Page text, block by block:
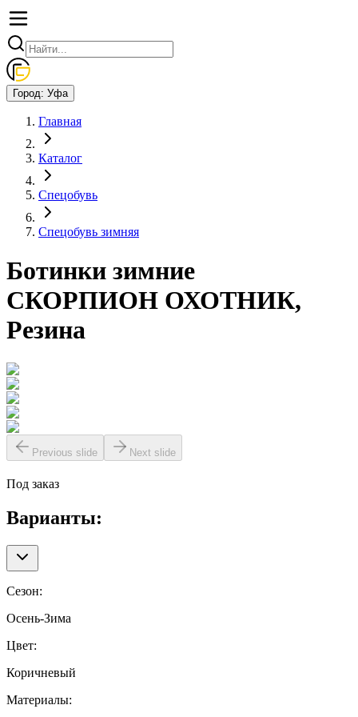
Город: Уфа
Главная
Каталог
Спецобувь
Спецобувь зимняя
Ботинки зимние
СКОРПИОН ОХОТНИК,
Резина
Previous slide Next slide
Под заказ
Варианты:
Сезон:
Осень-Зима
Цвет:
Коричневый
Материалы: